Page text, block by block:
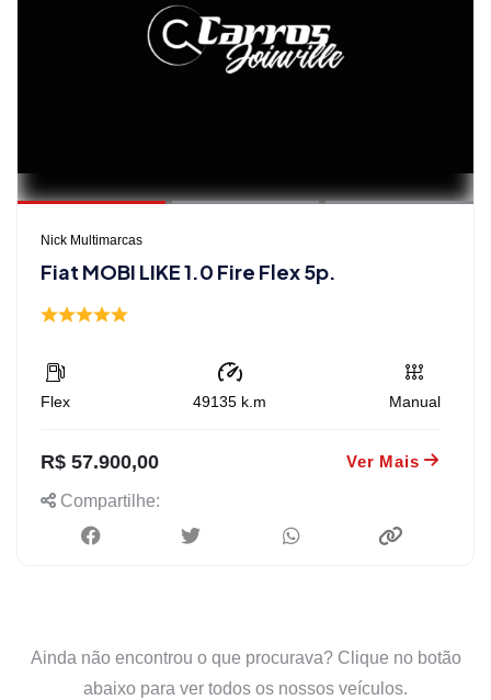
Nick Multimarcas
Fiat MOBI LIKE 1.0 Fire Flex 5p.
Flex 49135 k.m Manual
R$ 57.900,00 Ver Mais
Compartilhe:
Ainda não encontrou o que procurava? Clique no botão
abaixo para ver todos os nossos veículos.